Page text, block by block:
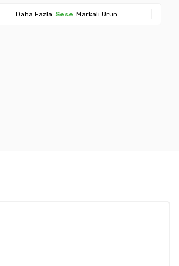
Daha Fazla Sese Markalı Ürün